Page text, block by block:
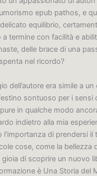
epub pathos, e
equilibrio,
termine con facilità e
delle brace di una
nel ricordo?
dell’autore era simile a
sontuoso per i sensi
in qualche modo
indietro alla mia
l’importanza di prendersi il
cose, come la bellezza
di scoprire un nuovo
è Una Storia del